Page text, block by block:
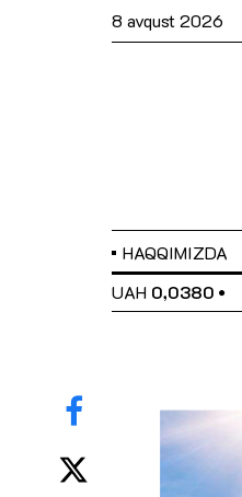
8 avqust 2026
HAQQIMIZDA
UAH 0,0380